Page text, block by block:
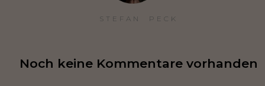
STEFAN  PECK
Noch keine Kommentare vorhanden